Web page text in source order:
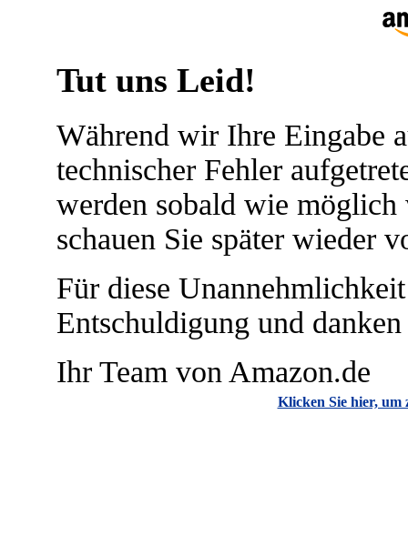
Tut uns Leid!
Während wir Ihre Eingabe
technischer Fehler
werden sobald wie
schauen Sie später wieder
Für diese
Entschuldigung und
Ihr Team von Amazon.de
Klicken Sie hier, um